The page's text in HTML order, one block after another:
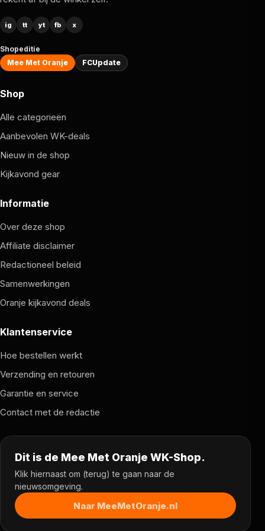
ig tt yt fb x
Shopeditie
Mee Met Oranje
FCUpdate
Shop
Alle categorieën
Aanbevolen WK-deals
Nieuw in de shop
Kijkavond gear
Informatie
Over deze shop
Affiliate disclaimer
Redactioneel beleid
Samenwerkingen
Oranje kijkavond deals
Klantenservice
Hoe bestellen werkt
Verzending en retouren
Garantie en service
Contact met de redactie
Dit is de Mee Met Oranje WK-Shop.
Klik hiernaast om (terug) te gaan naar de
nieuwsomgeving.
Naar MeeMetOranje.nl